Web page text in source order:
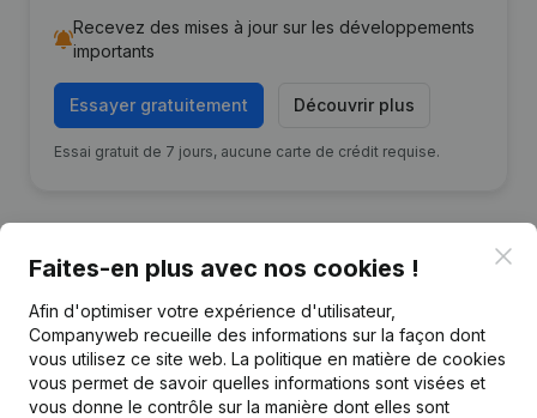
Recevez des mises à jour sur les développements
importants
Essayer gratuitement Découvrir plus
Essai gratuit de 7 jours, aucune carte de crédit requise.
Publicationsde Marie Lilien
Date Publication
Faites-en plus avec nos cookies !
Afin d'optimiser votre expérience d'utilisateur,
Companyweb recueille des informations sur la façon dont
vous utilisez ce site web. La politique en matière de cookies
vous permet de savoir quelles informations sont visées et
vous donne le contrôle sur la manière dont elles sont